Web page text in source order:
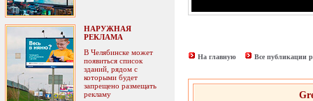
НАРУЖНАЯ
РЕКЛАМА
В Челябинске может
появиться список
зданий, рядом с
которыми будет
запрещено размещать
рекламу
На главную Все публикации